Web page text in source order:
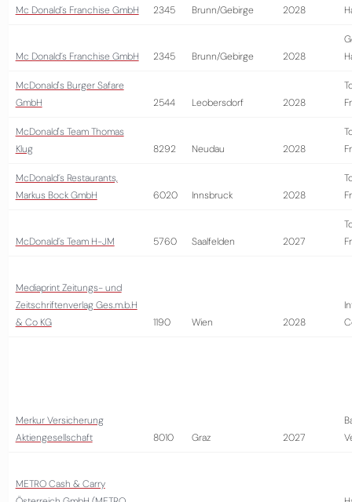
Mc Donald´s Franchise GmbH 2345 Brunn/Gebirge 2028
Mc Donald´s Franchise GmbH 2345 Brunn/Gebirge 2028
McDonald's Burger Safare
GmbH
2544 Leobersdorf 2028
McDonald's Team Thomas
Klug
8292 Neudau 2028
McDonald´s Restaurants,
Markus Bock GmbH
6020 Innsbruck 2028
McDonald´s Team H-JM 5760 Saalfelden 2027
Mediaprint Zeitungs- und
Zeitschriftenverlag Ges.m.b.H
& Co KG
1190 Wien 2028
Merkur Versicherung
Aktiengesellschaft
8010 Graz 2027
METRO Cash & Carry